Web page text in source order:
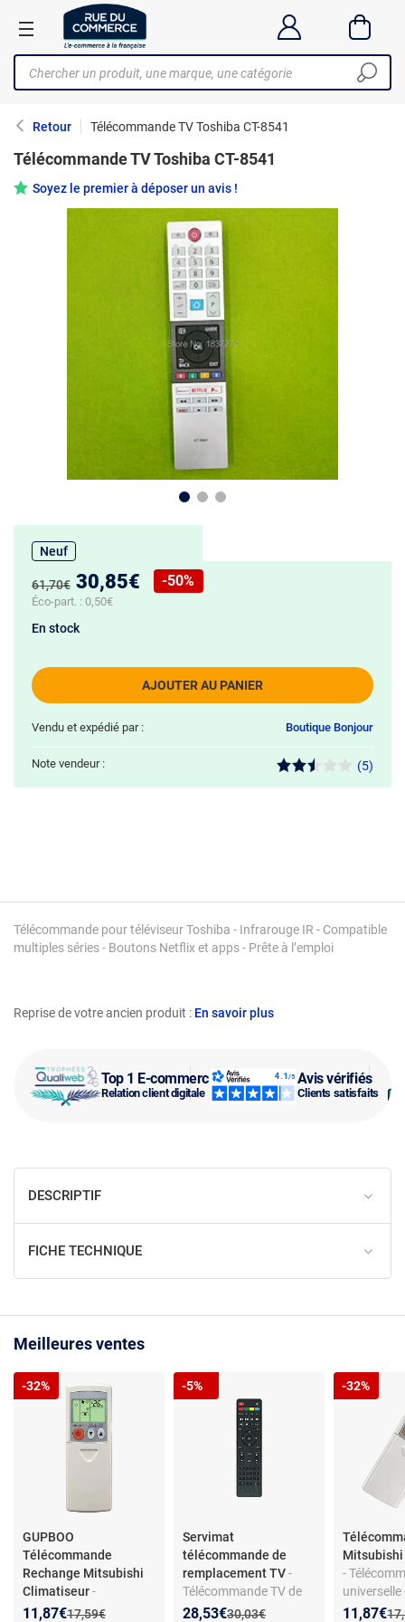
Retour Télécommande TV Toshiba CT-8541
Top 1 E-commerce
Relation client digitale
Avis vérifiés
Clients satisfaits
Reprise de votre ancien produit : En savoir plus
Télécommande TV Toshiba CT-8541
Soyez le premier à déposer un avis !
Télécommande pour téléviseur Toshiba - Infrarouge IR - Compatible
multiples séries - Boutons Netflix et apps - Prête à l’emploi
Neuf
Ancien prix :
61,70€ Nouveau prix :
30,85€
Réduction de :
-50%
Éco-part. : 0,50€
AJOUTER AU PANIER
En stock
Vendu et expédié par : Boutique Bonjour
Note vendeur : (5)
DESCRIPTIF
FICHE TECHNIQUE
Meilleures ventes
GUPBOO
Télécommande
Rechange Mitsubishi
Climatiseur-
Télécommande
Ancien prix :
17,59€
Nouveau prix :
11,87€
Réduction de :
-32%
Servimat
télécommande de
remplacement TV-
Télécommande TV de
remplacement -
Ancien prix :
30,03€
Nouveau prix :
28,53€
Réduction de :
-5%
-
universelle
Nouveau
11,87€
-32%